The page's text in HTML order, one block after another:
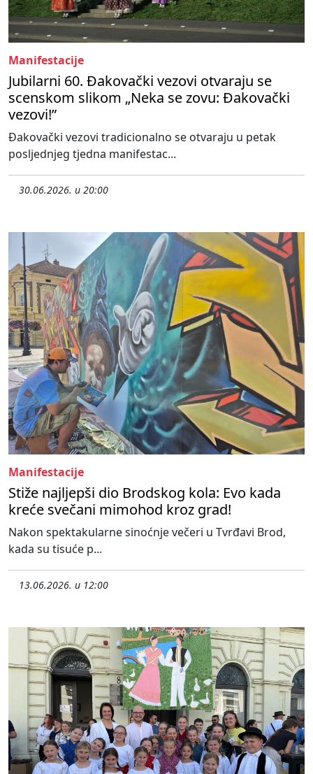
Manifestacije
Jubilarni 60. Đakovački vezovi otvaraju se
scenskom slikom „Neka se zovu: Đakovački
vezovi!”
Đakovački vezovi tradicionalno se otvaraju u petak
posljednjeg tjedna manifestac...
30.06.2026. u 20:00
Manifestacije
Stiže najljepši dio Brodskog kola: Evo kada
kreće svečani mimohod kroz grad!
Nakon spektakularne sinoćnje večeri u Tvrđavi Brod,
kada su tisuće p...
13.06.2026. u 12:00